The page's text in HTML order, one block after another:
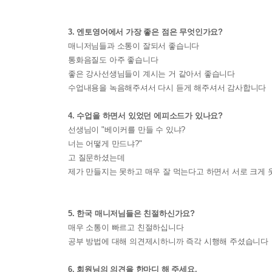
3. 엔토영어에서 가장 좋은 점은 무엇인가요?
매니저님들과 소통이 잘되서 좋습니다
통화음질도 아주 좋습니다
좋은 강사선생님들이 계시는 거 같아서 좋습니다
수업내용을 녹음해주셔서 다시 듣게 해주셔서 감사합니다
4. 수업을 하면서 있었던 에피소드가 있나요?
선생님이 "베이커를 만들 수 있냐?
너는 어떻게 만드냐?"
고 질문하셨는데
제가 만들지는 못하고 매우 잘 먹는다고 하면서 서로 크게
5. 한국 매니저님들은 친절하신가요?
매우 소통이 빠르고 친절하십니다
공부 방법에 대해 의견제시하니까 즉각 시행해 주셨습니다
6. 회원님의 의견을 한마디 해 주세요.